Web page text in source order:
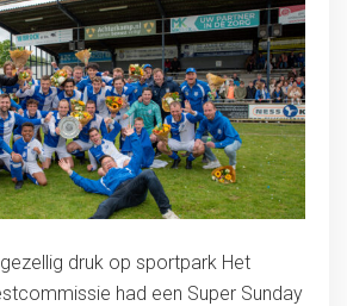
druk op sportpark Het
had een Super Sunday